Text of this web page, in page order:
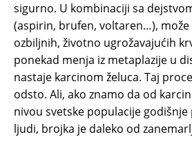
sigurno. U kombinaciji sa
(aspirin, brufen, voltaren…), može
ozbiljnih, životno ugrožavajućih
ponekad menja iz metaplazije u
nastaje karcinom želuca. Taj
odsto. Ali, ako znamo da od
nivou svetske populacije
ljudi, brojka je daleko od